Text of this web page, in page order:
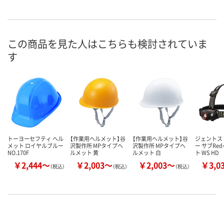
この商品を見た人はこちらも検討されていま
す
トーヨーセフティ ヘル
メット ロイヤルブルー
NO.170F
￥2,444～（税込）
【作業用ヘルメット】谷
沢製作所 MPタイプヘ
ルメット 黄
￥2,003～（税込）
【作業用ヘルメット】谷
沢製作所 MPタイプヘ
ルメット 白
￥2,003～（税込）
ジェント
ー サブ
ト WS HD
￥